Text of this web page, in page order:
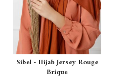
Sibel - Hijab Jersey Rouge
Brique